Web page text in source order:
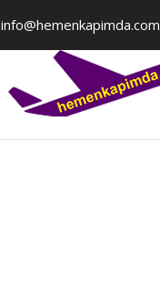
info@hemenkapimda.com